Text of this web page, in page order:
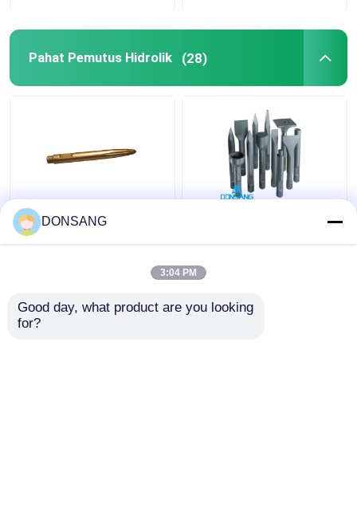
Pahat Pemutus Hidrolik (28)
Moil Point Hydraulic
Rock Hammer Tool
Chisel untuk Penjualan
DS8C
Pahat Bagian Palu
Hidraulik DS8C
DONSANG
3:04 PM
Good day, what product are you looking
for?